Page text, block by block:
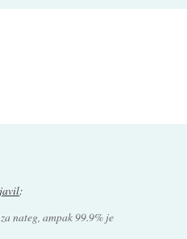
:
nateg, ampak 99.9% je